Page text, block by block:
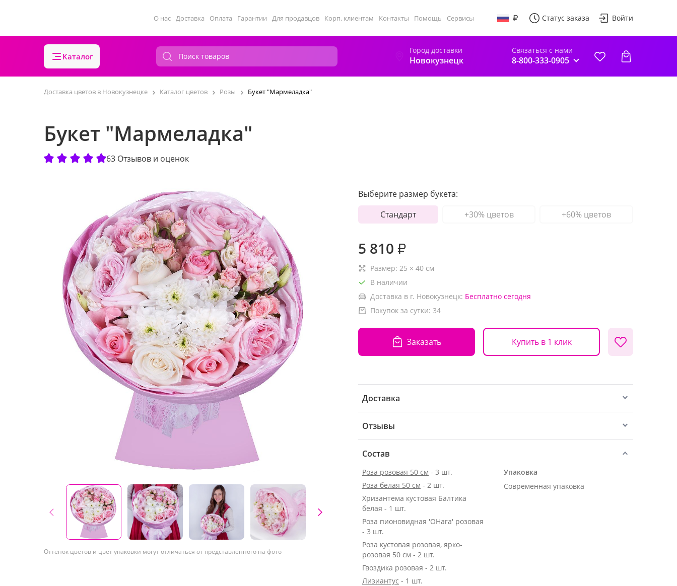
О нас Доставка Оплата Гарантии Для продавцов Корп. клиентам Контакты Помощь Сервисы Статус заказа Войти
Каталог
Город доставки
Новокузнецк
Связаться с нами
8-800-333-0905
Доставка цветов в Новокузнецке Каталог цветов Розы Букет "Мармеладка"
Букет "Мармеладка"
63 Отзывов и оценок
Оттенок цветов и цвет упаковки могут отличаться от представленного на фото
Выберите размер букета:
Стандарт
+30% цветов +60% цветов
5 810 ₽
Размер: 25 × 40 см
В наличии
Доставка в г. Новокузнецк: Бесплатно сегодня
Покупок за сутки: 34
Заказать Купить в 1 клик
Доставка
Отзывы
Состав
Роза розовая 50 см - 3 шт.
Роза белая 50 см - 2 шт.
Хризантема кустовая Балтика
белая - 1 шт.
Роза пионовидная 'OHara' розовая
- 3 шт.
Роза кустовая розовая, ярко-
розовая 50 см - 2 шт.
Гвоздика розовая - 2 шт.
Лизиантус - 1 шт.
Упаковка
Современная упаковка